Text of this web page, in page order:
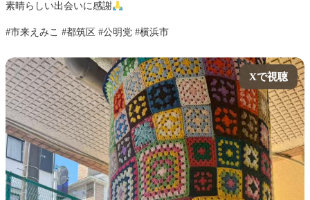
素晴らしい出会いに感謝
#市来えみこ #都筑区 #公明党 #横浜市
Xで視聴
Xで視聴